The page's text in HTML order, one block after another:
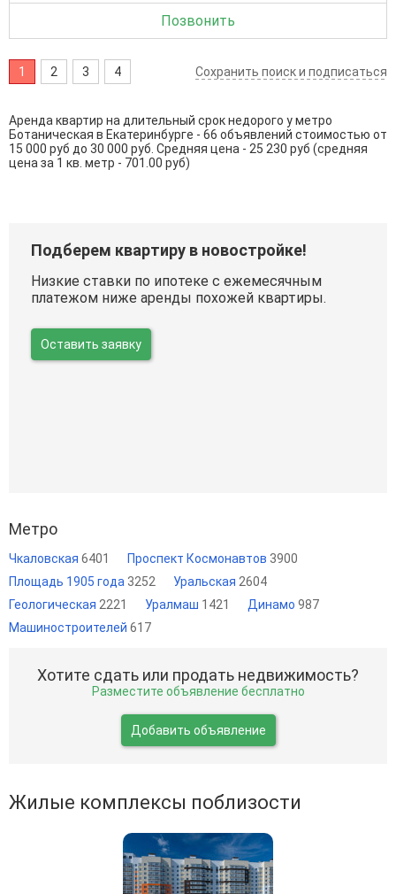
Позвонить
1 2 3 4 Сохранить поиск и подписаться
Аренда квартир на длительный срок недорого у метро
Ботаническая в Екатеринбурге - 66 объявлений стоимостью от
15 000 руб до 30 000 руб. Средняя цена - 25 230 руб (средняя
цена за 1 кв. метр - 701.00 руб)
Подберем квартиру в новостройке!
Низкие ставки по ипотеке с ежемесячным
платежом ниже аренды похожей квартиры.
Оставить заявку
Метро
Чкаловская 6401 Проспект Космонавтов 3900
Площадь 1905 года 3252 Уральская 2604
Геологическая 2221 Уралмаш 1421 Динамо 987
Машиностроителей 617
Хотите сдать или продать недвижимость?
Разместите объявление бесплатно
Добавить объявление
Жилые комплексы поблизости